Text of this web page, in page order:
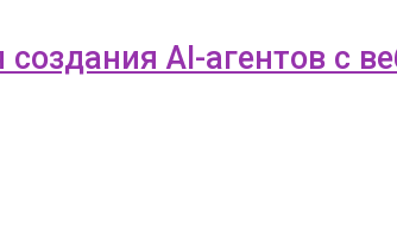
AI-агентов с